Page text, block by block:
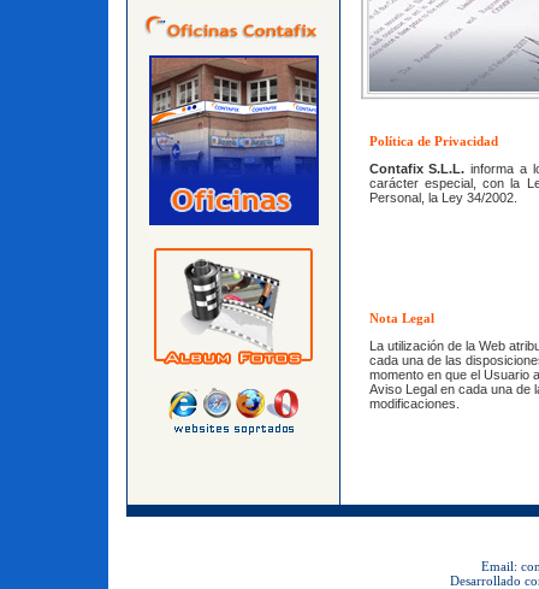
Política de Privacidad
Contafix S.L.L.informa a
carácter especial, con la
Personal, la Ley 34/2002.
Nota Legal
La utilización de la Web
cada una de las
momento en que el Usuario
Aviso Legal en cada una de
modificaciones.
Email:
Desarrollado